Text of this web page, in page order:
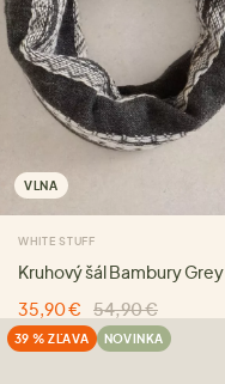
VLNA
WHITE STUFF
Kruhový šál Bambury Grey
35,90 €
54,90 €
39 % ZĽAVA NOVINKA